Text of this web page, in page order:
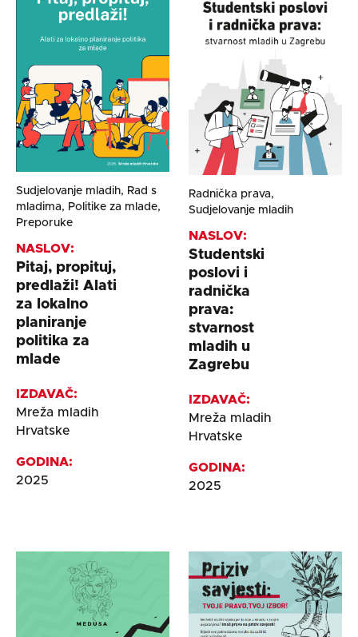
Sudjelovanje mladih, Rad s
mladima, Politike za mlade,
Preporuke
NASLOV:
Pitaj, propituj,
predlaži! Alati
za lokalno
planiranje
politika za
mlade
IZDAVAČ:
Mreža mladih
Hrvatske
GODINA:
2025
Radnička prava,
Sudjelovanje mladih
NASLOV:
Studentski
poslovi i
radnička
prava:
stvarnost
mladih u
Zagrebu
IZDAVAČ:
Mreža mladih
Hrvatske
GODINA:
2025